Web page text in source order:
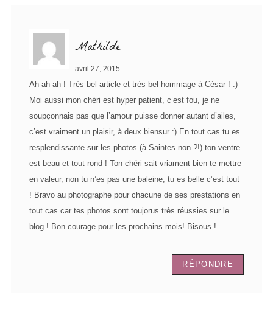
Mathilde
avril 27, 2015
Ah ah ah ! Très bel article et très bel hommage à César ! :)
Moi aussi mon chéri est hyper patient, c’est fou, je ne
soupçonnais pas que l’amour puisse donner autant d’ailes,
c’est vraiment un plaisir, à deux biensur :) En tout cas tu es
resplendissante sur les photos (à Saintes non ?!) ton ventre
est beau et tout rond ! Ton chéri sait vriament bien te mettre
en valeur, non tu n’es pas une baleine, tu es belle c’est tout
! Bravo au photographe pour chacune de ses prestations en
tout cas car tes photos sont toujorus très réussies sur le
blog ! Bon courage pour les prochains mois! Bisous !
RÉPONDRE